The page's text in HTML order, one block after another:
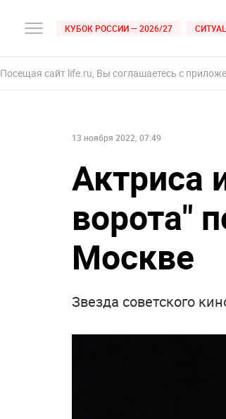
КУБОК РОССИИ — 2026/27
Посещая сайт life.ru, Вы соглашаетесь с
13 ноября 2022, 07:49
Актриса
ворота"
Москве
Звезда советского